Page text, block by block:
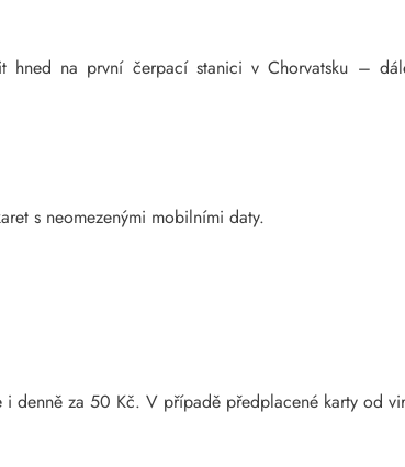
hned na první čerpací stanici v Chorvatsku –
s neomezenými mobilními daty.
denně za 50 Kč. V případě předplacené karty od